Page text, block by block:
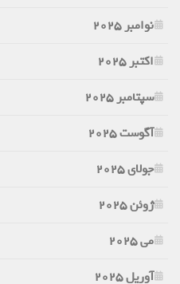
نوامبر 2025
اکتبر 2025
سپتامبر 2025
آگوست 2025
جولای 2025
ژوئن 2025
می 2025
آوریل 2025